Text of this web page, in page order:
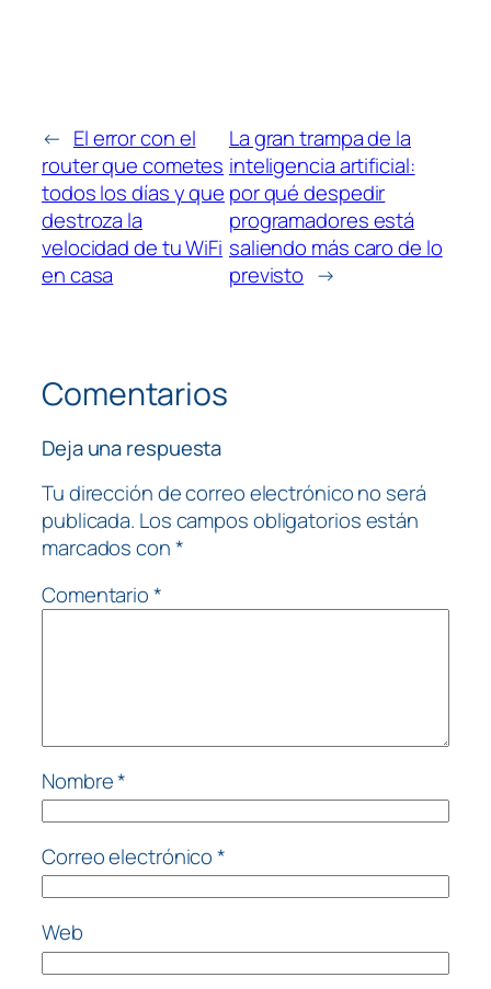
← El error con el
router que cometes
todos los días y que
destroza la
velocidad de tu WiFi
en casa
La gran trampa de la
inteligencia artificial:
por qué despedir
programadores está
saliendo más caro de lo
previsto →
Comentarios
Deja una respuesta
Tu dirección de correo electrónico no será
publicada. Los campos obligatorios están
marcados con*
Comentario*
Nombre*
Correo electrónico*
Web